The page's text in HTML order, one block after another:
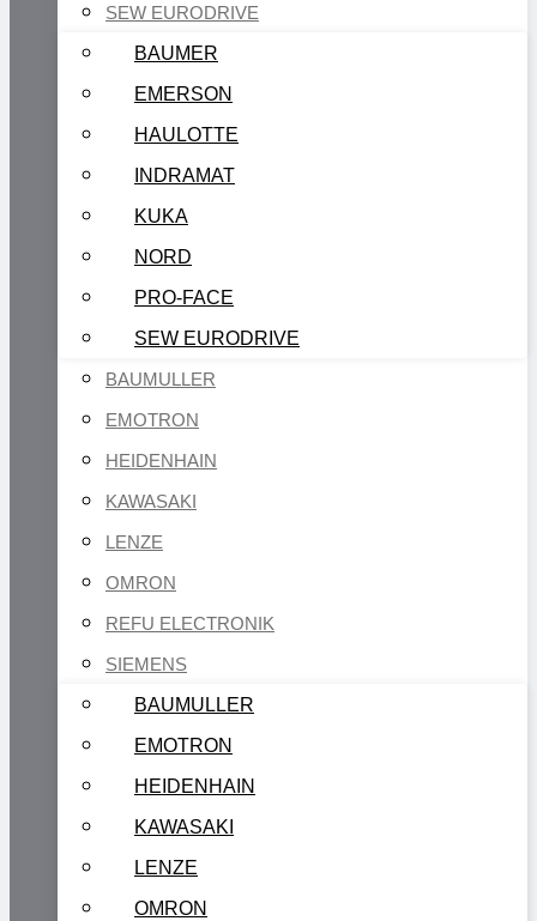
SEW EURODRIVE
BAUMER
EMERSON
HAULOTTE
INDRAMAT
KUKA
NORD
PRO-FACE
SEW EURODRIVE
BAUMULLER
EMOTRON
HEIDENHAIN
KAWASAKI
LENZE
OMRON
REFU ELECTRONIK
SIEMENS
BAUMULLER
EMOTRON
HEIDENHAIN
KAWASAKI
LENZE
OMRON